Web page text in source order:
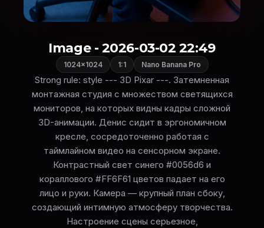
Image - 2026-03-02 22:49
1024×1024 1:1 Nano Banana Pro
Strong rule: style --- 3D Pixar ---. Затемненная
монтажная студия с множеством светящихся
мониторов, на которых видны кадры сложной
3D-анимации. Денис сидит в эргономичном
кресле, сосредоточенно работая с
таймлайном видео на сенсорном экране.
Контрастный свет синего #0056d6 и
кораллового #FF6F61 цветов падает на его
лицо и руки. Камера — крупный план сбоку,
создающий интимную атмосферу творчества.
Настроение сцены серьезное,